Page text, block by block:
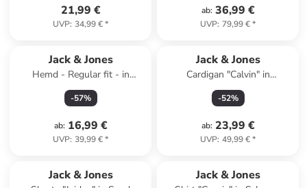
21,99 €
UVP: 34,99 €*
ab: 36,99 €
UVP: 79,99 €*
Jack & Jones
Hemd - Regular fit - in
Hellblau
-57%
ab: 16,99 €
UVP: 39,99 €*
Jack & Jones
Cardigan "Calvin" in
Dunkelblau
-52%
ab: 23,99 €
UVP: 49,99 €*
Jack & Jones Jack & Jones